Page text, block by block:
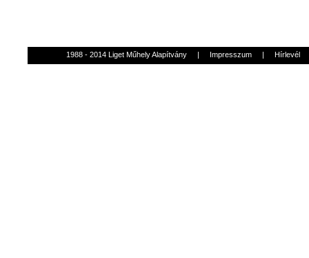
1988 - 2014 Liget Műhely Alapítvány | Impresszum | Hírlevél